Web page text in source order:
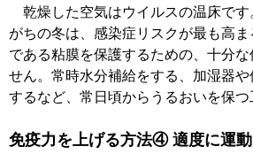
乾燥した空気はウイルスの温床です
がちの冬は、感染症リスクが最も高
である粘膜を保護するための、十分な
せん。常時水分補給をする、加湿器
するなど、常日頃からうるおいを保つ
免疫力を上げる方法④ 適度に運